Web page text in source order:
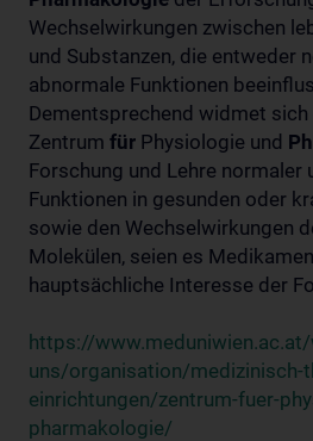
Wechselwirkungen zwischen
und Substanzen, die entweder
abnormale Funktionen
Dementsprechend widmet
Zentrum für Physiologie und
Forschung und Lehre normaler
Funktionen in gesunden oder
sowie den Wechselwirkungen
Molekülen, seien es
hauptsächliche Interesse der
https://
uns/organisation/medizinisch-
einrichtungen/zentrum-fuer-
pharmakologie/